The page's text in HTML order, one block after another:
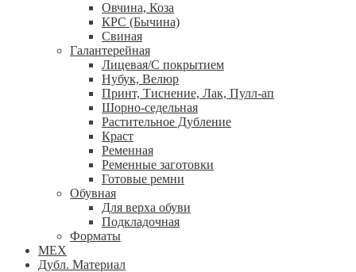
Овчина, Коза
КРС (Бычина)
Свиная
Галантерейная
Лицевая/С покрытием
Нубук, Велюр
Принт, Тиснение, Лак, Пулл-ап
Шорно-седельная
Растительное Дубление
Краст
Ременная
Ременные заготовки
Готовые ремни
Обувная
Для верха обуви
Подкладочная
Форматы
МЕХ
Дубл. Материал